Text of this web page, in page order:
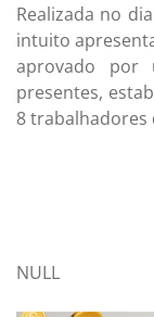
Realizada no
intuito
aprovado por
presentes,
8 trabalhadores
NULL